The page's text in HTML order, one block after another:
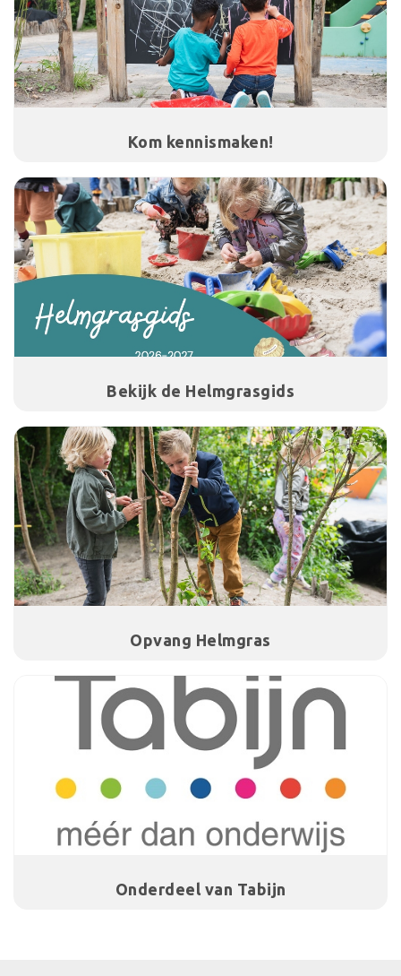
Kom kennismaken!
Bekijk de Helmgrasgids
Opvang Helmgras
Onderdeel van Tabijn